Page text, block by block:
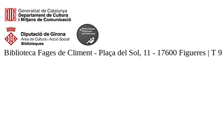
Biblioteca Fages de Climent - Plaça del Sol, 11 - 17600 Figueres |